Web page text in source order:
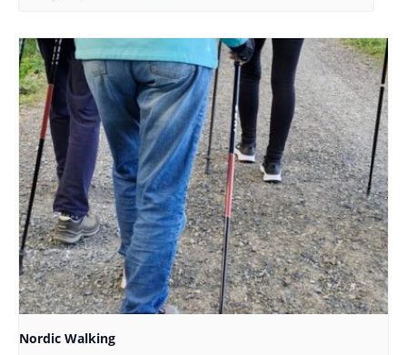
Nordic Walking